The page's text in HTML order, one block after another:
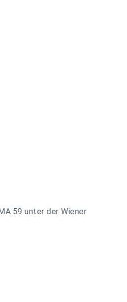
59 unter der Wiener